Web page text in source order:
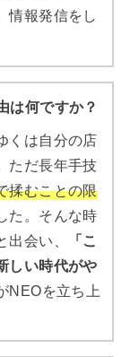
情報発信をし
は何ですか？
くは自分の店
ただ長年手技
揉むことの限
た。そんな時
会い、
「こ
しい時代がや
NEOを立ち上